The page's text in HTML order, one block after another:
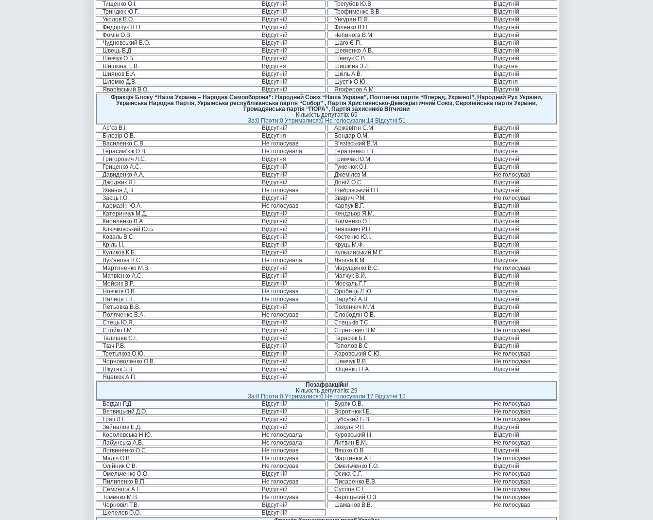
Тищенко О.І.
Відсутній Трегубов Ю.В.
Відсутній
Триндюк Ю.Г.
Відсутній Трофименко В.В.
Відсутній
Уколов В.О.
Відсутній Унгурян П.Я.
Відсутній
Федорчук Я.П.
Відсутній Філенко В.П.
Відсутній
Фомін О.В.
Відсутній Чепинога В.М.
Відсутній
Чудновський В.О.
Відсутній Шаго Є.П.
Відсутній
Швець В.Д.
Відсутній Шевченко А.В.
Відсутній
Шевчук О.Б.
Відсутній Шевчук С.В.
Відсутній
Шишкіна Е.В.
Відсутня Шишкіна З.Л.
Відсутня
Шиянов Б.А.
Відсутній Шкіль А.В.
Відсутній
Шлемко Д.В.
Відсутній Шустік О.Ю.
Відсутня
Яворівський В.О.
Відсутній Ягоферов А.М.
Відсутній
Фракція Блоку “Наша Україна – Народна Самооборона”: Народний Союз “Наша Україна”, Політична партія “Вперед, Україно!”, Народний Рух України,
Українська Народна Партія, Українська республіканська партія “Собор” , Партія Християнсько-Демократичний Союз, Європейська партія України,
Громадянська партія “ПОРА”, Партія захисників Вітчизни
Кількість депутатів: 65
За:0 Проти:0 Утрималися:0 Не голосували:14 Відсутні:51
Ар’єв В.І.
Відсутній Аржевітін С.М.
Відсутній
Білозір О.В.
Відсутня Бондар О.М.
Відсутній
Василенко С.В.
Не голосував В’язівський В.М.
Відсутній
Герасим’юк О.В.
Не голосувала Геращенко І.В.
Відсутня
Григорович Л.С.
Відсутня Гримчак Ю.М.
Відсутній
Гриценко А.С.
Відсутній Гуменюк О.І.
Відсутній
Давиденко А.А.
Відсутній Джемілєв М. .
Не голосував
Джоджик Я.І.
Відсутній Доній О.С.
Відсутній
Жванія Д.В.
Не голосував Жебрівський П.І.
Відсутній
Заєць І.О.
Відсутній Зварич Р.М.
Не голосував
Кармазін Ю.А.
Не голосував Карпук В.Г.
Відсутній
Катеринчук М.Д.
Відсутній Кендзьор Я.М.
Відсутній
Кириленко В.А.
Відсутній Клименко О.І.
Відсутній
Ключковський Ю.Б.
Відсутній Князевич Р.П.
Відсутній
Коваль В.С.
Відсутній Костенко Ю.І.
Відсутній
Кріль І.І.
Відсутній Круць М.Ф.
Відсутній
Куликов К.Б.
Відсутній Кульчинський М.Г.
Відсутній
Лук’янова К.Є.
Не голосувала Ляпіна К.М.
Відсутня
Мартиненко М.В.
Відсутній Марущенко В.С.
Не голосував
Матвієнко А.С.
Відсутній Матчук В.Й.
Відсутній
Мойсик В.Р.
Відсутній Москаль Г.Г.
Відсутній
Новіков О.В.
Не голосував Оробець Л.Ю.
Відсутня
Палиця І.П.
Не голосував Парубій А.В.
Відсутній
Петьовка В.В.
Відсутній Полянчич М.М.
Відсутній
Поляченко В.А.
Не голосував Слободян О.В.
Відсутній
Стець Ю.Я.
Відсутній Стецьків Т.С.
Відсутній
Стойко І.М.
Відсутній Стретович В.М.
Не голосував
Талишев Є.І.
Відсутній Тарасюк Б.І.
Відсутній
Ткач Р.В.
Відсутній Тополов В.С.
Відсутній
Третьяков О.Ю.
Відсутній Харовський С.Ю.
Не голосував
Чорноволенко О.В.
Відсутній Шемчук В.В.
Не голосував
Шкутяк З.В.
Відсутній Ющенко П.А.
Відсутній
Яценюк А.П.
Відсутній
Позафракційні
Кількість депутатів: 29
За:0 Проти:0 Утрималися:0 Не голосували:17 Відсутні:12
Богдан Р.Д.
Відсутній Буряк О.В.
Не голосував
Ветвицький Д.О.
Відсутній Воротнюк І.Б.
Не голосував
Грач Л.І.
Відсутній Губський Б.В.
Не голосував
Зейналов Е.Д.
Відсутній Зозуля Р.П.
Відсутній
Королевська Н.Ю.
Не голосувала Куровський І.І.
Відсутній
Лабунська А.В.
Не голосувала Литвин В.М.
Не голосував
Логвиненко О.С.
Не голосував Ляшко О.В.
Відсутній
Маліч О.В.
Не голосував Мартинюк А.І.
Не голосував
Олійник С.В.
Не голосував Омельченко Г.О.
Відсутній
Омельченко О.О.
Відсутній Осика С.Г.
Не голосував
Пилипенко В.П.
Не голосував Писаренко В.В.
Не голосував
Семинога А.І.
Відсутній Суслов Є.І.
Не голосував
Томенко М.В.
Не голосував Черпіцький О.З.
Не голосував
Чорновіл Т.В.
Відсутній Шаманов В.В.
Не голосував
Шепелев О.О.
Відсутній